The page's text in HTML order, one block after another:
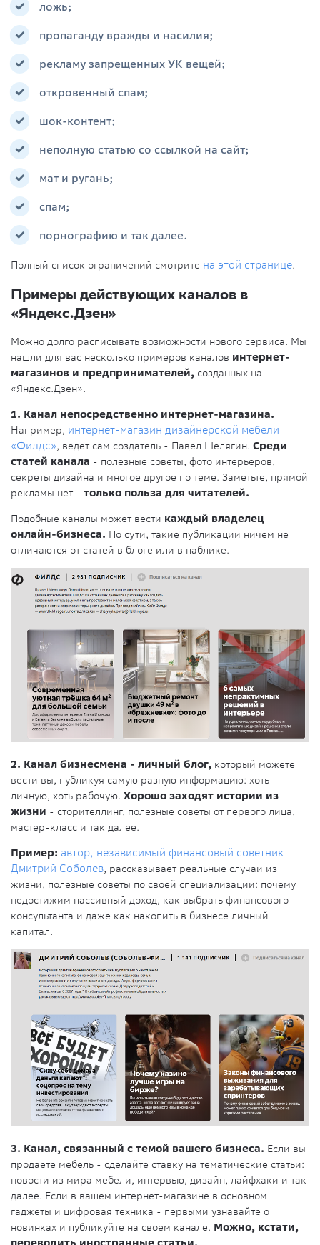
ложь;
пропаганду вражды и насилия;
рекламу запрещенных УК вещей;
откровенный спам;
шок-контент;
неполную статью со ссылкой на сайт;
мат и ругань;
спам;
порнографию и так далее.
Полный список ограничений смотрите на этой странице.
Примеры действующих каналов в
«Яндекс.Дзен»
Можно долго расписывать возможности нового сервиса. Мы
нашли для вас несколько примеров каналов интернет-
магазинов и предпринимателей, созданных на
«Яндекс.Дзен».
1. Канал непосредственно интернет-магазина.
Например, интернет-магазин дизайнерской мебели
«Филдс», ведет сам создатель - Павел Шелягин. Среди
статей канала - полезные советы, фото интерьеров,
секреты дизайна и многое другое по теме. Заметьте, прямой
рекламы нет - только польза для читателей.
Подобные каналы может вести каждый владелец
онлайн-бизнеса. По сути, такие публикации ничем не
отличаются от статей в блоге или в паблике.
2. Канал бизнесмена - личный блог, который можете
вести вы, публикуя самую разную информацию: хоть
личную, хоть рабочую. Хорошо заходят истории из
жизни - сторителлинг, полезные советы от первого лица,
мастер-класс и так далее.
Пример: автор, независимый финансовый советник
Дмитрий Соболев, рассказывает реальные случаи из
жизни, полезные советы по своей специализации: почему
недостижим пассивный доход, как выбрать финансового
консультанта и даже как накопить в бизнесе личный
капитал.
3. Канал, связанный с темой вашего бизнеса. Если вы
продаете мебель - сделайте ставку на тематические статьи:
новости из мира мебели, интервью, дизайн, лайфхаки и так
далее. Если в вашем интернет-магазине в основном
гаджеты и цифровая техника - первыми узнавайте о
новинках и публикуйте на своем канале. Можно, кстати,